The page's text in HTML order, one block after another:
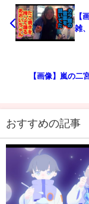
【
雑
【画像】嵐の二
おすすめの記事